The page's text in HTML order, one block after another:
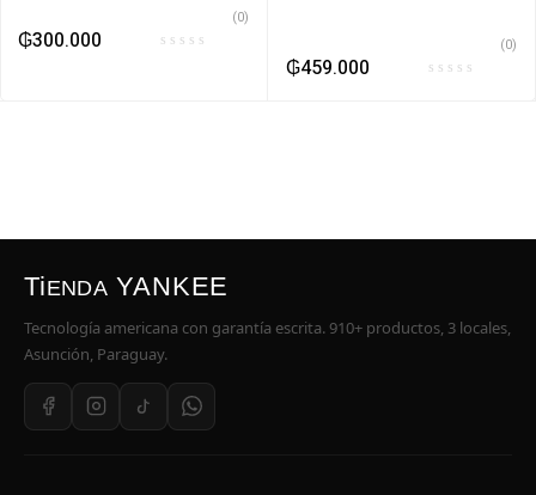
₲300.000
(0)
₲459.000
(0)
TiENDA YANKEE
Tecnología americana con garantía escrita. 910+ productos, 3 locales,
Asunción, Paraguay.